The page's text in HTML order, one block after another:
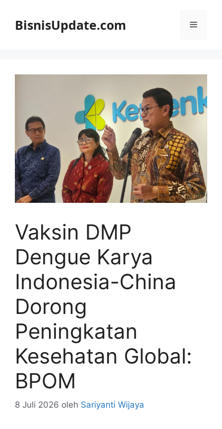
BisnisUpdate.com Menu
Vaksin DMP
Dengue Karya
Indonesia-China
Dorong
Peningkatan
Kesehatan Global:
BPOM
8 Juli 2026 oleh Sariyanti Wijaya